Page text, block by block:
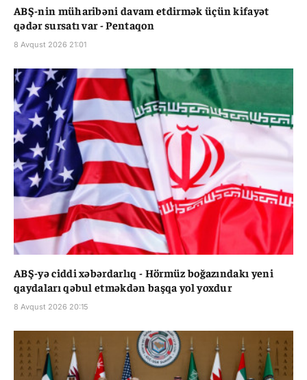
ABŞ-nin müharibəni davam etdirmək üçün kifayət
qədər sursatı var - Pentaqon
8 Avqust 2026 21:01
ABŞ-yə ciddi xəbərdarlıq - Hörmüz boğazındakı yeni
qaydaları qəbul etməkdən başqa yol yoxdur
8 Avqust 2026 20:15